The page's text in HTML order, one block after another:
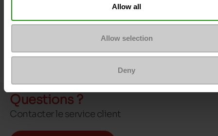
Allow all
Allow selection
Deny
Questions ?
Contacter le service client